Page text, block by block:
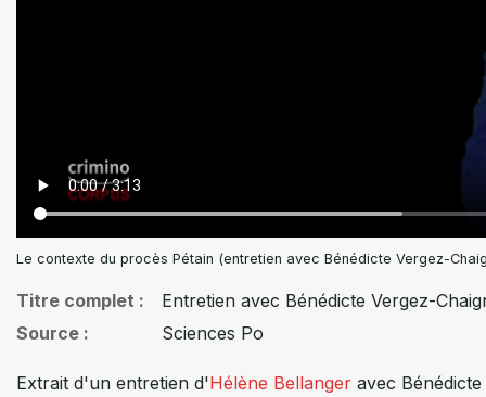
Le contexte du procès Pétain (entretien avec Bénédicte Vergez-
Titre complet
Entretien avec Bénédicte Vergez-
Source
Sciences Po
Extrait d'un entretien d'Hélène Bellanger avec